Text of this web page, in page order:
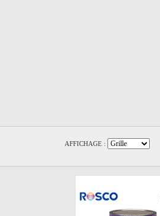
AFFICHAGE :